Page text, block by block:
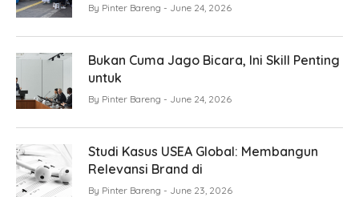
By Pinter Bareng June 24, 2026
Bukan Cuma Jago Bicara, Ini Skill Penting
untuk
By Pinter Bareng June 24, 2026
Studi Kasus USEA Global: Membangun
Relevansi Brand di
By Pinter Bareng June 23, 2026